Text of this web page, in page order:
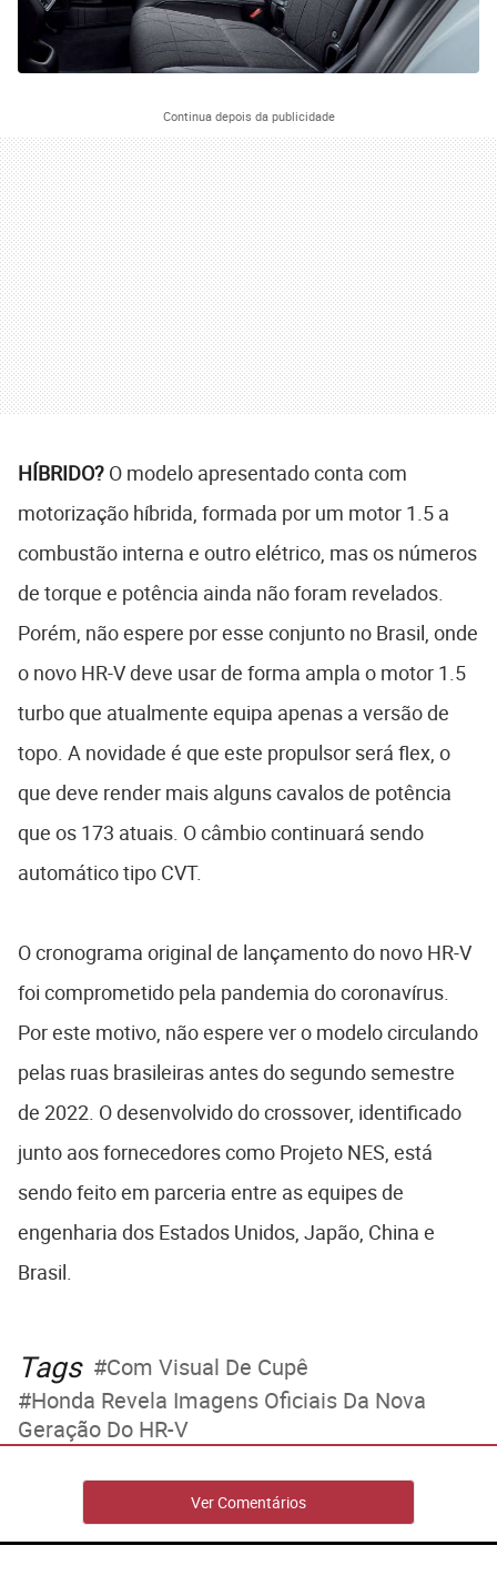
Continua depois da publicidade
HÍBRIDO? O modelo apresentado conta com
motorização híbrida, formada por um motor 1.5 a
combustão interna e outro elétrico, mas os números
de torque e potência ainda não foram revelados.
Porém, não espere por esse conjunto no Brasil, onde
o novo HR-V deve usar de forma ampla o motor 1.5
turbo que atualmente equipa apenas a versão de
topo. A novidade é que este propulsor será flex, o
que deve render mais alguns cavalos de potência
que os 173 atuais. O câmbio continuará sendo
automático tipo CVT.
O cronograma original de lançamento do novo HR-V
foi comprometido pela pandemia do coronavírus.
Por este motivo, não espere ver o modelo circulando
pelas ruas brasileiras antes do segundo semestre
de 2022. O desenvolvido do crossover, identificado
junto aos fornecedores como Projeto NES, está
sendo feito em parceria entre as equipes de
engenharia dos Estados Unidos, Japão, China e
Brasil.
Tags
Com Visual De Cupê
Honda Revela Imagens Oficiais Da Nova
Geração Do HR-V
Ver Comentários